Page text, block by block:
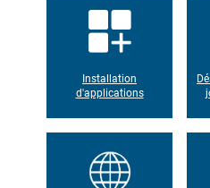
Installation
d'applications